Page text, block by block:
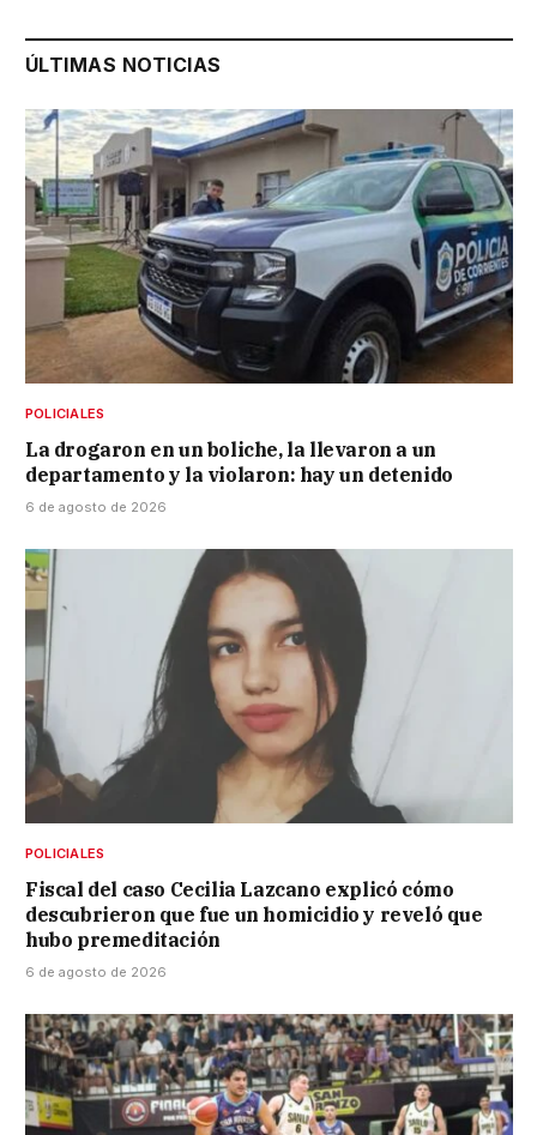
ÚLTIMAS NOTICIAS
POLICIALES
La drogaron en un boliche, la llevaron a un
departamento y la violaron: hay un detenido
6 de agosto de 2026
POLICIALES
Fiscal del caso Cecilia Lazcano explicó cómo
descubrieron que fue un homicidio y reveló que
hubo premeditación
6 de agosto de 2026